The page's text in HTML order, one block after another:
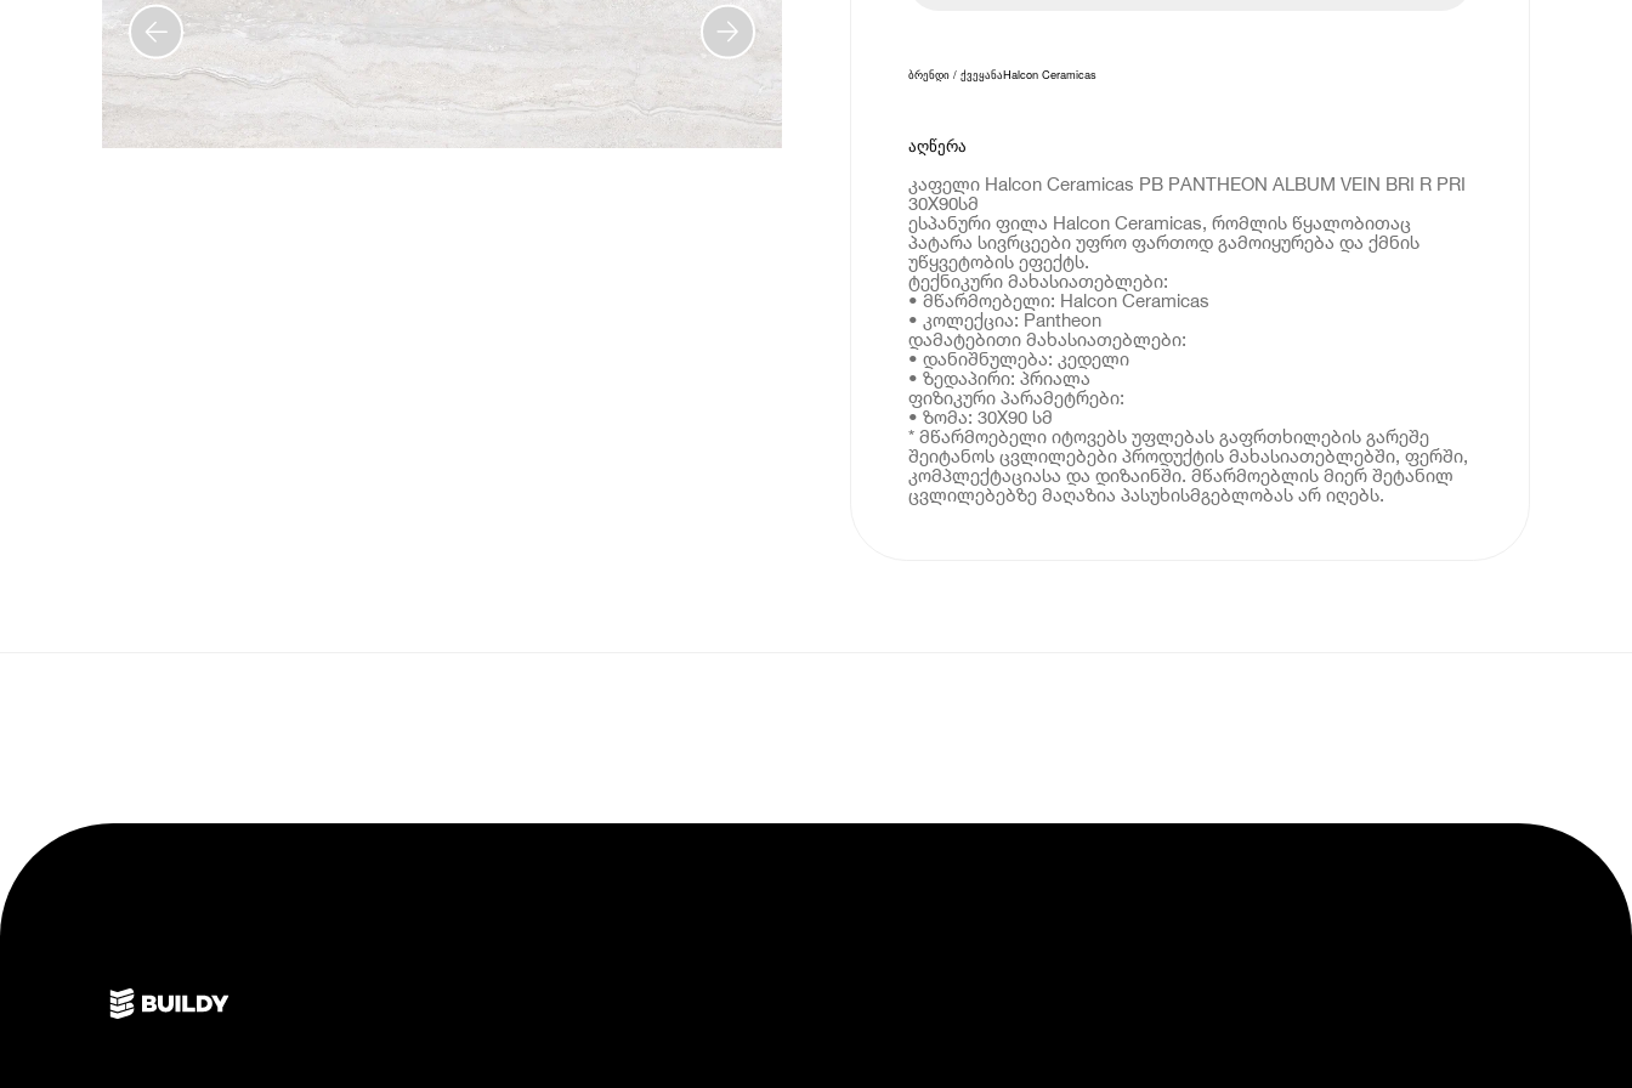
ბრენდი / ქვეყანაHalcon Ceramicas
აღწერა
კაფელი Halcon Ceramicas PB PANTHEON ALBUM VEIN BRI R PRI
30X90სმ
ესპანური ფილა Halcon Ceramicas, რომლის წყალობითაც
პატარა სივრცეები უფრო ფართოდ გამოიყურება და ქმნის
უწყვეტობის ეფექტს.
ტექნიკური მახასიათებლები:
• მწარმოებელი: Halcon Ceramicas
• კოლექცია: Pantheon
დამატებითი მახასიათებლები:
• დანიშნულება: კედელი
• ზედაპირი: პრიალა
ფიზიკური პარამეტრები:
• ზომა: 30X90 სმ
* მწარმოებელი იტოვებს უფლებას გაფრთხილების გარეშე
შეიტანოს ცვლილებები პროდუქტის მახასიათებლებში, ფერში,
კომპლექტაციასა და დიზაინში. მწარმოებლის მიერ შეტანილ
ცვლილებებზე მაღაზია პასუხისმგებლობას არ იღებს.